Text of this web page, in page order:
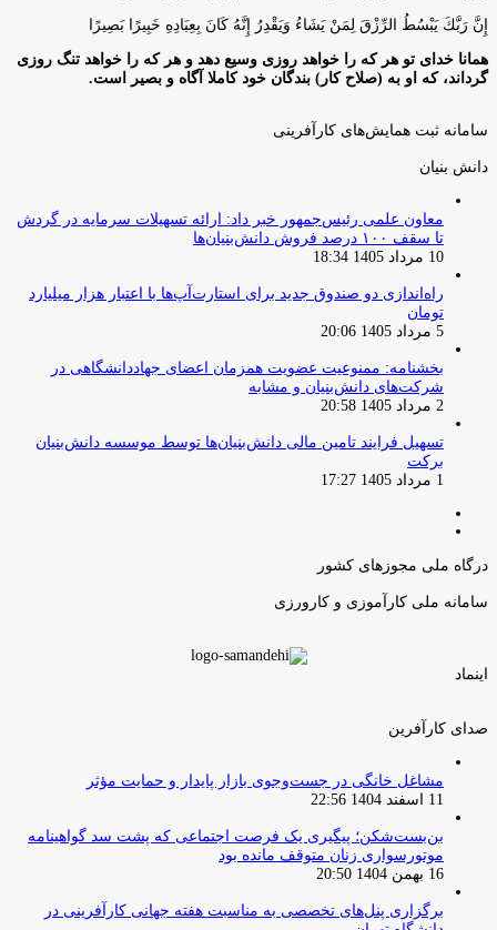
إِنَّ رَبَّكَ يَبْسُطُ الرِّزْقَ لِمَنْ يَشَاءُ وَيَقْدِرُ إِنَّهُ كَانَ بِعِبَادِهِ خَبِيرًا بَصِيرًا
همانا خدای تو هر که را خواهد روزی وسیع دهد و هر که را خواهد تنگ روزی
گرداند، که او به (صلاح کار) بندگان خود کاملا آگاه و بصیر است.
سامانه ثبت همایش‌های کارآفرینی
دانش‌ بنیان‌
معاون علمی رئیس‌جمهور خبر داد: ارائه تسهیلات سرمایه در گردش
تا سقف ۱۰۰ درصد فروش دانش‌بنیان‌ها
10 مرداد 1405 18:34
راه‌اندازی دو صندوق جدید برای استارت‌آپ‌ها با اعتبار هزار میلیارد
تومان
5 مرداد 1405 20:06
بخشنامه: ممنوعیت عضویت همزمان اعضای جهاددانشگاهی در
شرکت‌های دانش‌بنیان و مشابه
2 مرداد 1405 20:58
تسهیل فرایند تامین مالی دانش‌بنیان‌ها توسط موسسه دانش‌بنیان
برکت
1 مرداد 1405 17:27
درگاه ملی مجوزهای کشور
سامانه ملی کارآموزی و کارورزی
اینماد
صدای کارآفرین
مشاغل خانگی در جست‌وجوی بازار پایدار و حمایت مؤثر
11 اسفند 1404 22:56
بن‌بست‌شکن؛ پیگیری یک فرصت اجتماعی که پشت سد گواهینامه
موتورسواری زنان متوقف مانده بود
16 بهمن 1404 20:50
برگزاری پنل‌های تخصصی به مناسبت هفته جهانی کارآفرینی در